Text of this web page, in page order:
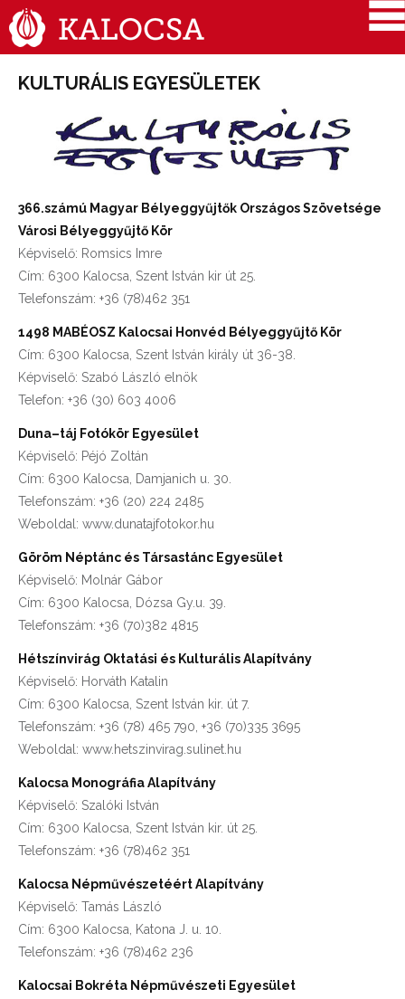
KULTURÁLIS EGYESÜLETEK
366.számú Magyar Bélyeggyűjtők Országos Szövetsége
Városi Bélyeggyűjtő Kör
Képviselő: Romsics Imre
Cím: 6300 Kalocsa, Szent István kir út 25.
Telefonszám: +36 (78)462 351
1498 MABÉOSZ Kalocsai Honvéd Bélyeggyűjtő Kör
Cím: 6300 Kalocsa, Szent István király út 36-38.
Képviselő: Szabó László elnök
Telefon: +36 (30) 603 4006
Duna–táj Fotókör Egyesület
Képviselő: Péjó Zoltán
Cím: 6300 Kalocsa, Damjanich u. 30.
Telefonszám: +36 (20) 224 2485
Weboldal: www.dunatajfotokor.hu
Göröm Néptánc és Társastánc Egyesület
Képviselő: Molnár Gábor
Cím: 6300 Kalocsa, Dózsa Gy.u. 39.
Telefonszám: +36 (70)382 4815
Hétszínvirág Oktatási és Kulturális Alapítvány
Képviselő: Horváth Katalin
Cím: 6300 Kalocsa, Szent István kir. út 7.
Telefonszám: +36 (78) 465 790, +36 (70)335 3695
Weboldal: www.hetszinvirag.sulinet.hu
Kalocsa Monográfia Alapítvány
Képviselő: Szalóki István
Cím: 6300 Kalocsa, Szent István kir. út 25.
Telefonszám: +36 (78)462 351
Kalocsa Népművészetéért Alapítvány
Képviselő: Tamás László
Cím: 6300 Kalocsa, Katona J. u. 10.
Telefonszám: +36 (78)462 236
Kalocsai Bokréta Népművészeti Egyesület